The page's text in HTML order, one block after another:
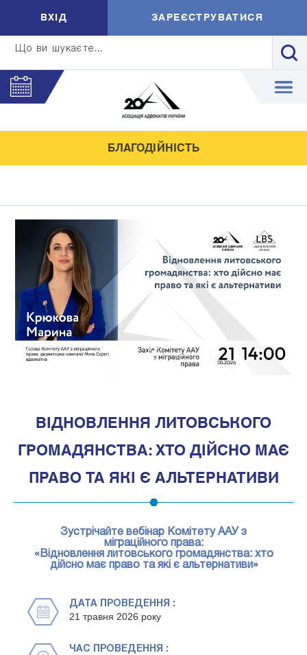
Що ви шукаєте...
ВXIД ЗАРЕЄСТРУВАТИСЯ
БЛАГОДІЙНІСТЬ
ВІДНОВЛЕННЯ ЛИТОВСЬКОГО
ГРОМАДЯНСТВА: ХТО ДІЙСНО МАЄ
ПРАВО ТА ЯКІ Є АЛЬТЕРНАТИВИ
Зустрічайте вебінар Комітету ААУ з
міграційного права:
«Відновлення литовського громадянства: хто
дійсно має право та які є альтернативи»
ДАТА ПРОВЕДЕННЯ :
21 травня 2026 року
ЧАС ПРОВЕДЕННЯ :